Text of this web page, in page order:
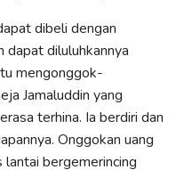
dibeli dengan
dapat diluluhkannya
mengonggok-
Jamaluddin yang
terhina. Ia berdiri dan
Onggokan uang
bergemerincing